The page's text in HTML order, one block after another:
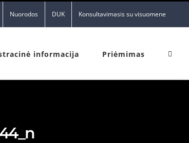
Nuorodos DUK Konsultavimasis su visuomene
informacija Priėmimas